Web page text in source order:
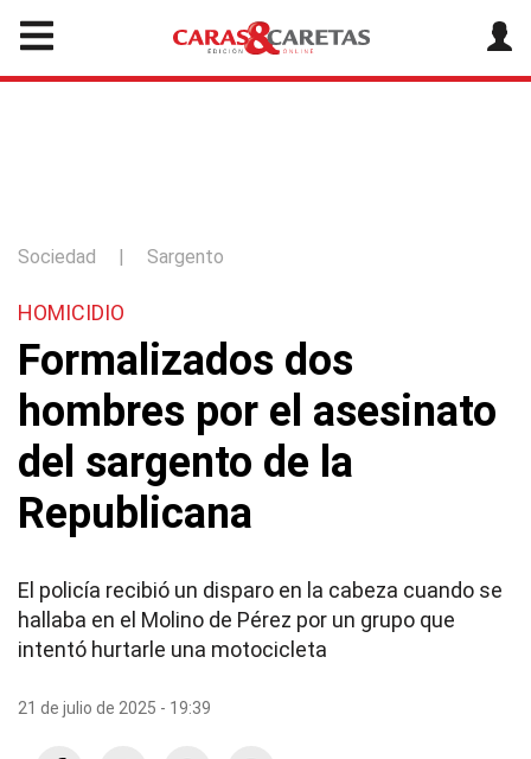
Sociedad | Sargento
HOMICIDIO
Formalizados dos
hombres por el asesinato
del sargento de la
Republicana
El policía recibió un disparo en la cabeza cuando se
hallaba en el Molino de Pérez por un grupo que
intentó hurtarle una motocicleta
21 de julio de 2025 - 19:39